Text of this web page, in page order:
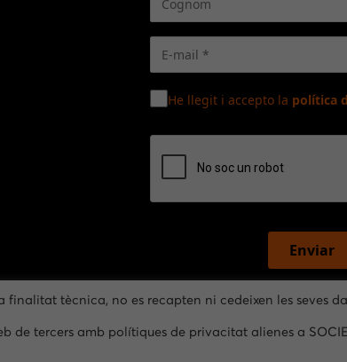
He llegit i accepto la política
Enviar
tècnica, no es recapten ni cedeixen les seves
de tercers amb polítiques de privacitat alienes a